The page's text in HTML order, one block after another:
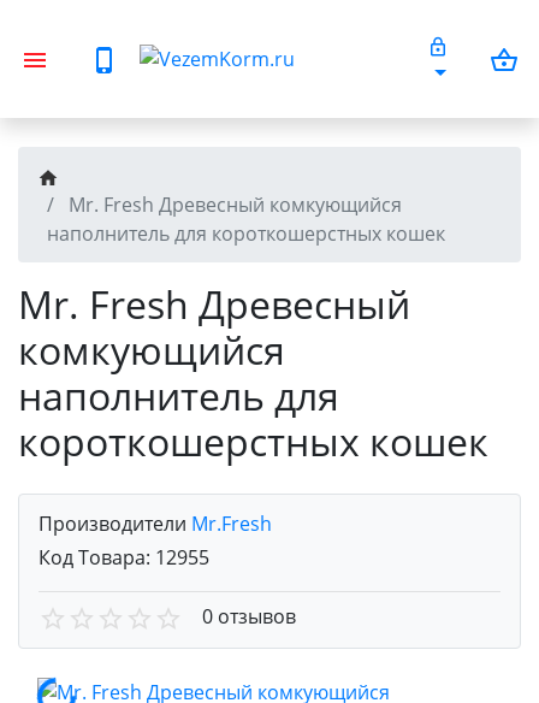
Mr. Fresh Древесный комкующийся
наполнитель для короткошерстных кошек
Mr. Fresh Древесный
комкующийся
наполнитель для
короткошерстных кошек
Производители Mr.Fresh
Код Товара: 12955
0 отзывов